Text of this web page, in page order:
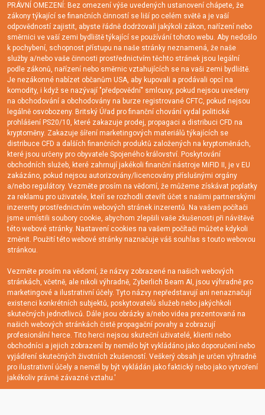
PRÁVNÍ OMEZENÍ: Bez omezení výše uvedených ustanovení chápete, že
zákony týkající se finančních činností se liší po celém světě a je vaší
odpovědností zajistit, abyste řádně dodržovali jakýkoli zákon, nařízení nebo
směrnici ve vaší zemi bydliště týkající se používání tohoto webu. Aby nedošlo
k pochybení, schopnost přístupu na naše stránky neznamená, že naše
služby a/nebo vaše činnosti prostřednictvím těchto stránek jsou legální
podle zákonů, nařízení nebo směrnic vztahujících se na vaši zemi bydliště.
Je nezákonné nabízet občanům USA, aby kupovali a prodávali opcí na
komodity, i když se nazývají "předpovědní" smlouvy, pokud nejsou uvedeny
na obchodování a obchodovány na burze registrované CFTC, pokud nejsou
legálně osvobozeny. Britský Úřad pro finanční chování vydal politické
prohlášení PS20/10, které zakazuje prodej, propagaci a distribuci CFD na
kryptoměny. Zakazuje šíření marketingových materiálů týkajících se
distribuce CFD a dalších finančních produktů založených na kryptoměnách,
které jsou určeny pro obyvatele Spojeného království. Poskytování
obchodních služeb, které zahrnují jakékoli finanční nástroje MiFID II, je v EU
zakázáno, pokud nejsou autorizovány/licencovány příslušnými orgány
a/nebo regulátory. Vezměte prosím na vědomí, že můžeme získávat poplatky
za reklamu pro uživatele, kteří se rozhodli otevřít účet s našimi partnerskými
inzerenty prostřednictvím webových stránek inzerentů. Na vašem počítači
jsme umístili soubory cookie, abychom zlepšili vaše zkušenosti při návštěvě
této webové stránky. Nastavení cookies na vašem počítači můžete kdykoli
změnit. Použití této webové stránky naznačuje váš souhlas s touto webovou
stránkou.
Vezměte prosím na vědomí, že názvy zobrazené na našich webových
stránkách, včetně, ale nikoli výhradně, Zyberlich Beam AI, jsou výhradně pro
marketingové a ilustrativní účely. Tyto názvy nepředstavují ani nenaznačují
existenci konkrétních subjektů, poskytovatelů služeb nebo jakýchkoli
skutečných jednotlivců. Dále jsou obrázky a/nebo videa prezentovaná na
našich webových stránkách čistě propagační povahy a zobrazují
profesionální herce. Tito herci nejsou skuteční uživatelé, klienti nebo
obchodníci a jejich zobrazení by nemělo být vykládáno jako doporučení nebo
vyjádření skutečných životních zkušeností. Veškerý obsah je určen výhradně
pro ilustrativní účely a neměl by být vykládán jako faktický nebo jako vytvoření
jakékoliv právně závazné vztahu.'